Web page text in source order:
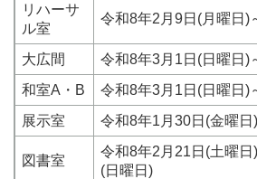
リハーサ
ル室
令和8年2月9日(月曜日)
大広間
令和8年3月1日(日曜日)
和室A・B
令和8年3月1日(日曜日)
展示室
令和8年1月30日(金曜
図書室
令和8年2月21日(土曜日
(日曜日)